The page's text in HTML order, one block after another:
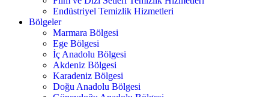
Endüstriyel Temizlik Hizmetleri
Bölgeler
Marmara Bölgesi
Ege Bölgesi
İç Anadolu Bölgesi
Akdeniz Bölgesi
Karadeniz Bölgesi
Doğu Anadolu Bölgesi